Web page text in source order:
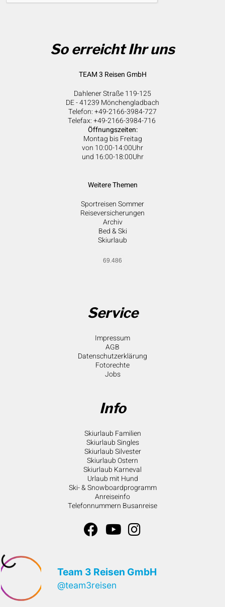
So erreicht Ihr uns
TEAM 3 Reisen GmbH
Dahlener Straße 119-125
DE - 41239 Mönchengladbach
Telefon: +49-2166-3984-727
Telefax: +49-2166-3984-716
Öffnungszeiten:
Montag bis Freitag
von 10:00-14:00Uhr
und 16:00-18:00Uhr
Weitere Themen
Sportreisen Sommer
Reiseversicherungen
Archiv
Bed & Ski
Skiurlaub
69.486
Service
Impressum
AGB
Datenschutzerklärung
Fotorechte
Jobs
Info
Skiurlaub Familien
Skiurlaub Singles
Skiurlaub Silvester
Skiurlaub Ostern
Skiurlaub Karneval
Urlaub mit Hund
Ski- & Snowboardprogramm
Anreiseinfo
Telefonnummern Busanreise